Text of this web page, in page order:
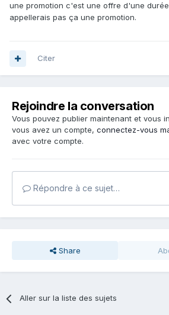
une promotion c'est une offre d'une
appellerais pas ça une promotion.
Citer
Rejoindre la conversation
Vous pouvez publier maintenant et vous
vous avez un compte, connectez-vous
avec votre compte.
Répondre à ce sujet…
Share
Aller sur la liste des sujets